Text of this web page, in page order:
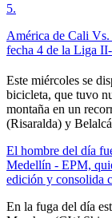
5.
América de Cali
fecha 4 de la Liga
Este miércoles se
bicicleta, que tuvo
montaña en un
(Risaralda) y
El hombre del día
Medellín - EPM,
edición y consolida
En la fuga del día